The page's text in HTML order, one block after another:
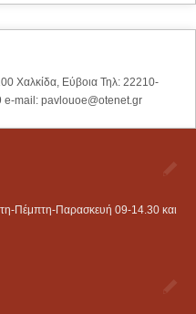
Χαλκίδα, Εύβοια Τηλ: 22210-
e-mail: pavlouoe@otenet.gr
Πέμπτη-Παρασκευή 09-14.30 και